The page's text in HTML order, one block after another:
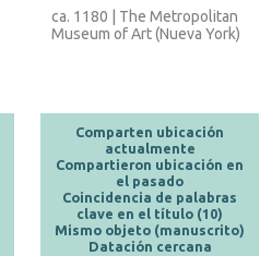
ca. 1180 | The Metropolitan
Museum of Art (Nueva York)
Comparten ubicación
actualmente
Compartieron ubicación en
el pasado
Coincidencia de palabras
clave en el título (10)
Mismo objeto (manuscrito)
Datación cercana